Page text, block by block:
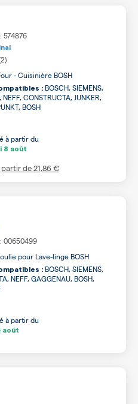
574876
- Cuisinière BOSH
: BOSCH, SIEMENS,
CONSTRUCTA, JUNKER,
BOSH
à partir du
8 août
partir de21,86 €
00650499
pour Lave-linge BOSH
: BOSCH, SIEMENS,
NEFF, GAGGENAU, BOSH,
à partir du
août